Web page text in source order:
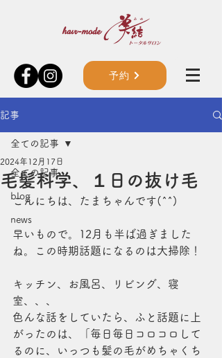
予約
記事
全ての記事
blog
news
全ての記事
毛髪科学、１日の抜け毛
2024年12月17日
こんにちは、たまちゃんです(^^)
早いもので。12月も半ば過ぎました
ね。この時期話題になるのは大掃除！
キッチン、お風呂、リビング、寝
室、、、
色んな話をしていたら、ふと話題に上
がったのは、「毎日毎日コロコロして
るのに、いっつも髪の毛がめちゃくち